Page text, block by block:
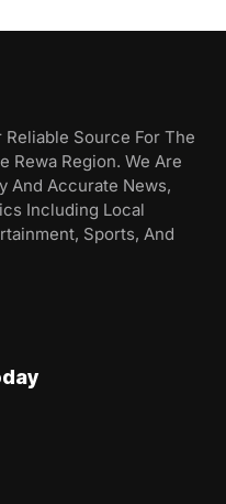
Reliable Source For The
Rewa Region. We Are
And Accurate News,
Including Local
Sports, And